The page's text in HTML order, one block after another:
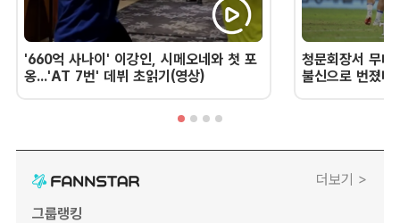
'660억 사나이' 이강인, 시메오네와 첫 포
옹...'AT 7번' 데뷔 초읽기(영상)
청문회장서 무너
불신으로 번졌
더보기 >
그룹랭킹